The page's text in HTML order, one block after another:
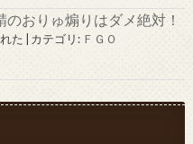
のおりゅ煽りはダメ絶対！
た カテゴリ: ＦＧＯ